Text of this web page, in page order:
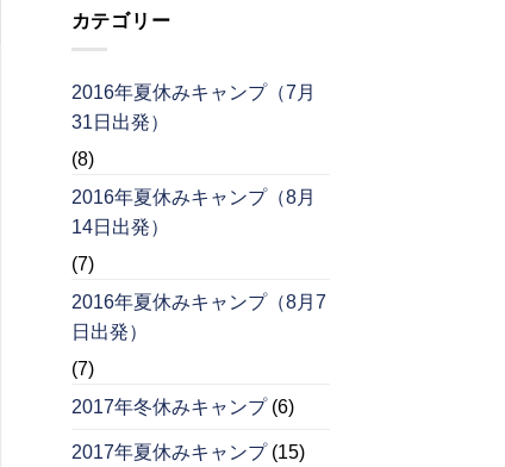
カテゴリー
2016年夏休みキャンプ（7月
31日出発）
(8)
2016年夏休みキャンプ（8月
14日出発）
(7)
2016年夏休みキャンプ（8月7
日出発）
(7)
2017年冬休みキャンプ(6)
2017年夏休みキャンプ(15)